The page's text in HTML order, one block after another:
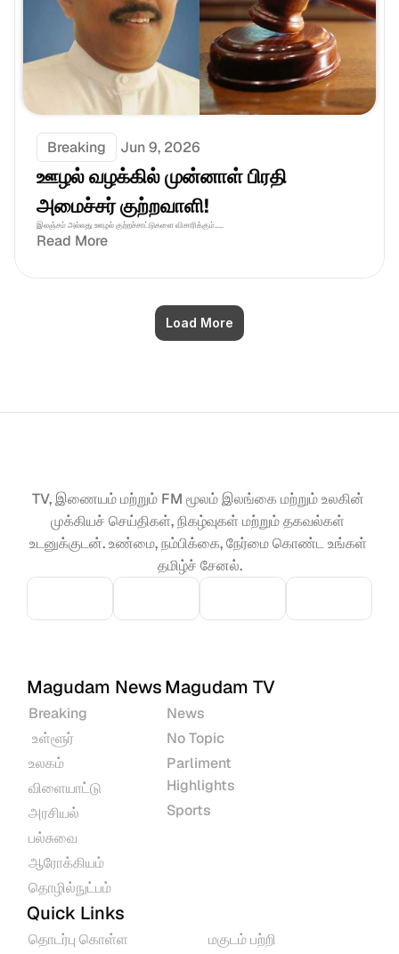
Breaking Jun 9, 2026
ஊழல் வழக்கில் முன்னாள் பிரதி
அமைச்சர் குற்றவாளி!
இலஞ்சம் அல்லது ஊழல் குற்றச்சாட்டுகளை விசாரிக்கும்.....
Read More
Load More
TV, இணையம் மற்றும் FM மூலம் இலங்கை மற்றும் உலகின்
முக்கியச் செய்திகள், நிகழ்வுகள் மற்றும் தகவல்கள்
உடனுக்குடன். உண்மை, நம்பிக்கை, நேர்மை கொண்ட உங்கள்
தமிழ்ச் சேனல்.
Magudam News
Breaking
உள்ளூர்
உலகம்
விளையாட்டு
அரசியல்
பல்சுவை
ஆரோக்கியம்
தொழில்நுட்பம்
Magudam TV
News
No Topic
Parliment
Highlights
Sports
Quick Links
தொடர்பு கொள்ள மகுடம் பற்றி